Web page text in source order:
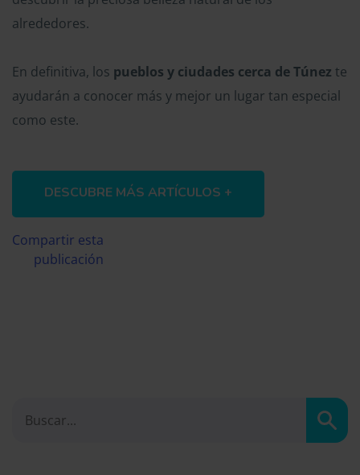
alrededores.
En definitiva, los pueblos y ciudades cerca de Túnez te
ayudarán a conocer más y mejor un lugar tan especial
como este.
DESCUBRE MÁS ARTÍCULOS +
Compartir esta
publicación